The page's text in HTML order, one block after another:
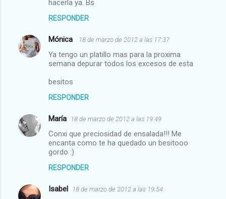
hacerla ya. Bs
RESPONDER
Mónica 18 de marzo de 2012 a las 17:37
Ya tengo un platillo mas para la proxima
semana depurar todos los excesos de esta
besitos
RESPONDER
María 18 de marzo de 2012 a las 19:49
Conxi que preciosidad de ensalada!!! Me
encanta como te ha quedado un besitooo
gordo :)
RESPONDER
Isabel 18 de marzo de 2012 a las 19:54